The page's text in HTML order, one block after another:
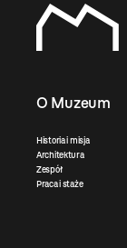
O Muzeum
Historia i misja
Architektura
Zespół
Praca i staże